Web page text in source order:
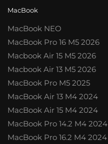
MacBook
MacBook NEO
MacBook Pro 16 M5 2026
Macbook Air 15 M5 2026
Macbook Air 13 M5 2026
MacBook Pro M5 2025
MacBook Air 13 M4 2024
MacBook Air 15 M4 2024
MacBook Pro 14.2 M4 2024
MacBook Pro 16.2 M4 2024